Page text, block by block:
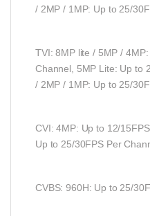
/ 2MP / 1MP: Up to 25/
TVI: 8MP lite / 5MP /
Channel, 5MP Lite: Up to
/ 2MP / 1MP: Up to 25/
CVI: 4MP: Up to 12/
Up to 25/30FPS Per
CVBS: 960H: Up to 25/